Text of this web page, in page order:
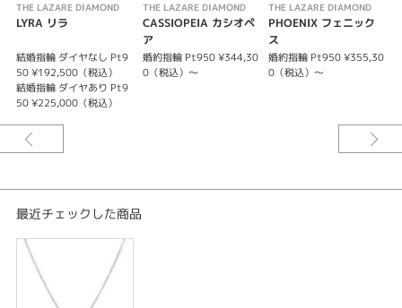
＊選ばれるダイヤモンドにより料金が異なります。
THE LAZARE DIAMOND
LYRA リラ
結婚指輪 ダイヤなし Pt9
50 ¥192,500（税込）
結婚指輪 ダイヤあり Pt9
50 ¥225,000（税込）
THE LAZARE DIAMOND
CASSIOPEIA カシオペ
ア
婚約指輪 Pt950 ¥344,30
0（税込）～
THE LAZARE DIAMOND
PHOENIX フェニック
ス
婚約指輪 Pt950 ¥355,30
0（税込）～
最近チェックした商品